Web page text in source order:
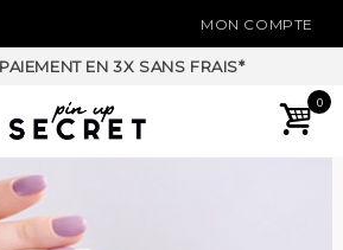
MON COMPTE
EN 3X SANS FRAIS*
0